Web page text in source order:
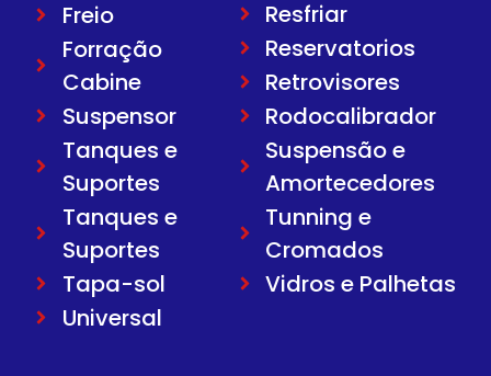
Freio
Forração
Cabine
Suspensor
Tanques e
Suportes
Tanques e
Suportes
Tapa-sol
Universal
Resfriar
Reservatorios
Retrovisores
Rodocalibrador
Suspensão e
Amortecedores
Tunning e
Cromados
Vidros e Palhetas